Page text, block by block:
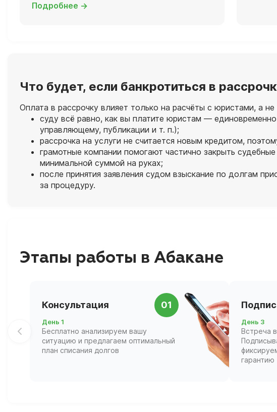
Подробнее →
Что будет, если банкротиться в
Оплата в рассрочку влияет только на расчёты с юристами, а
суду всё равно, как вы платите юристам —
управляющему, публикации и т. п.);
рассрочка на услуги не считается новым кредитом,
грамотные компании помогают частично закрыть
минимальной суммой на руках;
после принятия заявления судом взыскание по долгам
за процедуру.
Этапы работы в Абакане
Консультация 01
День 1
Бесплатно анализируем вашу
ситуацию и предлагаем оптимальный
план списания долгов
День 3
Встреча
гарантию